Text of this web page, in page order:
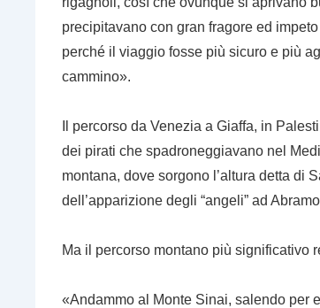
precipitavano con gran fragore ed
perché il viaggio fosse più sicuro e più
cammino».
Il percorso da Venezia a Giaffa, in
dei pirati che spadroneggiavano nel
montana, dove sorgono l’altura detta di
dell’apparizione degli “angeli” ad
Ma il percorso montano più significativo
«Andammo al Monte Sinai, salendo per